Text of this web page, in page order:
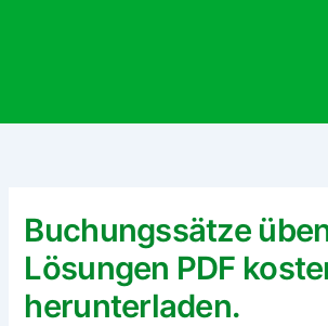
Buchungssätze
Lösungen PDF
herunterladen.